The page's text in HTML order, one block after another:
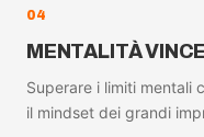
04
MENTALITÀ
Superare i limiti mentali
il mindset dei grandi